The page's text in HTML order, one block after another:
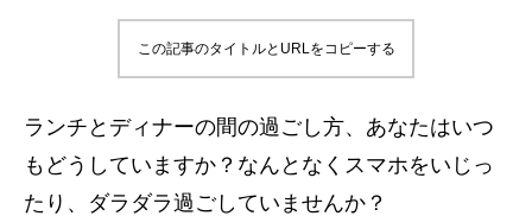
この記事のタイトルとURLをコピーする
ランチとディナーの間の過ごし方、あなたはいつ
もどうしていますか？なんとなくスマホをいじっ
たり、ダラダラ過ごしていませんか？